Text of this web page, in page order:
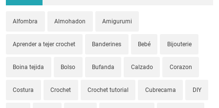
Alfombra Almohadon Amigurumi
Aprender a tejer crochet Banderines Bebé Bijouterie
Boina tejida Bolso Bufanda Calzado Corazon
Costura Crochet Crochet tutorial Cubrecama DIY